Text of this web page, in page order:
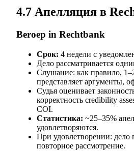
4.7 Апелляция в
Beroep in Rechtbank
Срок: 4 недели с
Дело рассматривается
Слушание: как правило,
представляет аргументы,
Судья оценивает
корректность credibility
COI.
Статистика: ~25–35%
удовлетворяются.
При удовлетворении: дело
повторное рассмотрение.